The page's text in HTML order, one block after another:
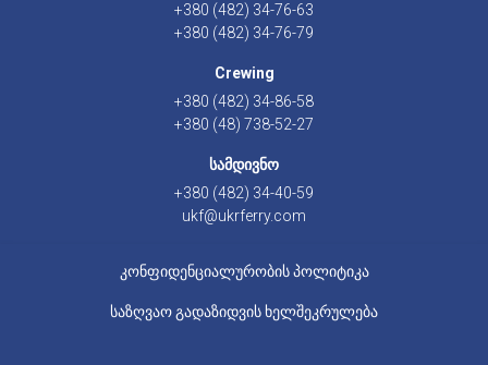
+380 (482) 34-76-63
+380 (482) 34-76-79
Crewing
+380 (482) 34-86-58
+380 (48) 738-52-27
სამდივნო
+380 (482) 34-40-59
ukf@ukrferry.com
კონფიდენციალურობის პოლიტიკა
საზღვაო გადაზიდვის ხელშეკრულება